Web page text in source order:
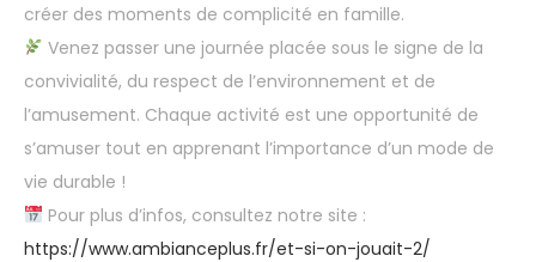
créer des moments de complicité en famille.
Venez passer une journée placée sous le signe de la
convivialité, du respect de l’environnement et de
l’amusement. Chaque activité est une opportunité de
s’amuser tout en apprenant l’importance d’un mode de
vie durable !
Pour plus d’infos, consultez notre site :
https://www.ambianceplus.fr/et-si-on-jouait-2/